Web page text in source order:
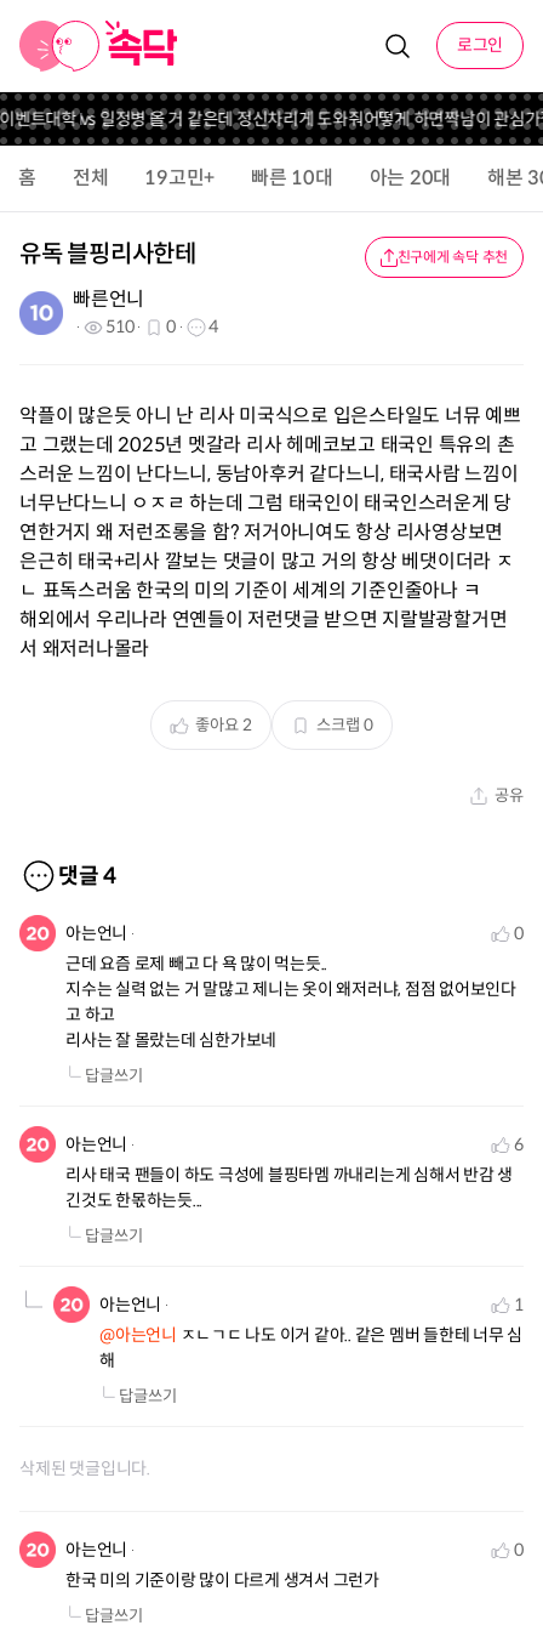
로그인
벤트대학 vs 일정병 올 거 같은데 정신차리게 도와줘어떻게 하면짝남이 관심가
홈 전체 19고민+ 빠른 10대 아는 20대 해본
유독 블핑리사한테 친구에게 속닥 추천
빠른언니
510 0 4
악플이 많은듯 아니 난 리사 미국식으로 입은스타일도 너뮤 예쁘
고 그랬는데 2025년 멧갈라 리사 헤메코보고 태국인 특유의 촌
스러운 느낌이 난다느니, 동남아후커 같다느니, 태국사람 느낌이
너무난다느니 ㅇㅈㄹ 하는데 그럼 태국인이 태국인스러운게 당
연한거지 왜 저런조롱을 함? 저거아니여도 항상 리사영상보면
은근히 태국+리사 깔보는 댓글이 많고 거의 항상 베댓이더라 ㅈ
ㄴ 표독스러움 한국의 미의 기준이 세계의 기준인줄아나 ㅋ
해외에서 우리나라 연옌들이 저런댓글 받으면 지랄발광할거면
서 왜저러나몰라
좋아요2 스크랩 0
공유
댓글4
아는언니
0
근데 요즘 로제 빼고 다 욕 많이 먹는듯..
지수는 실력 없는 거 말많고 제니는 옷이 왜저러냐, 점점 없어보인다
고 하고
리사는 잘 몰랐는데 심한가보네
답글쓰기
아는언니
6
리사 태국 팬들이 하도 극성에 블핑타멤 까내리는게 심해서 반감 생
긴것도 한몫하는듯...
답글쓰기
아는언니
1
@아는언니 ㅈㄴㄱㄷ 나도 이거 같아.. 같은 멤버 들한테 너무 심
해
답글쓰기
삭제된 댓글입니다.
아는언니
0
한국 미의 기준이랑 많이 다르게 생겨서 그런가
답글쓰기